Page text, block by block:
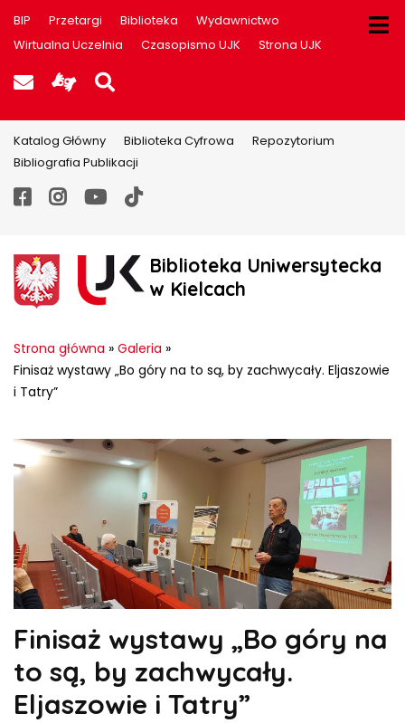
BIP Przetargi Biblioteka
Wydawnictwo
Wirtualna Uczelnia
Czasopismo UJK Strona UJK
Poczta UJK
Informacje dla użytkowników
Szukaj na stronie
Katalog Główny Biblioteka Cyfrowa
Repozytorium
Bibliografia Publikacji
Facebook
Instagram
YouTube
TikTok
Biblioteka Uniwersytecka
w Kielcach
Strona główna » Galeria »
Finisaż wystawy „Bo góry na to są, by zachwycały. Eljaszowie
i Tatry”
Finisaż wystawy „Bo góry na
to są, by zachwycały.
Eljaszowie i Tatry”